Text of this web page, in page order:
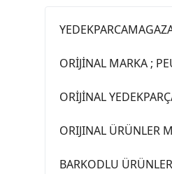
ORİJİNAL MARKA ;
ORİJİNAL
ORIJINAL ÜRÜNLER
BARKODLU